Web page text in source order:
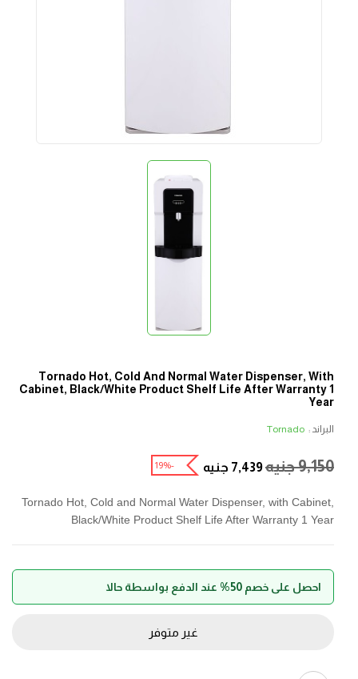
Tornado Hot, Cold And Normal Water Dispenser, With
Cabinet, Black/White Product Shelf Life After Warranty 1
Year
البراند : Tornado
9,150جنيه7,439 جنيه -19%
Tornado Hot, Cold and Normal Water Dispenser, with Cabinet,
Black/White Product Shelf Life After Warranty 1 Year
احصل على خصم 50% عند الدفع بواسطة حالا
غير متوفر